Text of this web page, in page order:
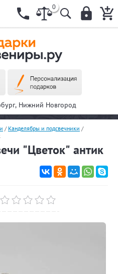
0
Нижний Новгород
/ Канделябры и подсвечники /
"Цветок" антик